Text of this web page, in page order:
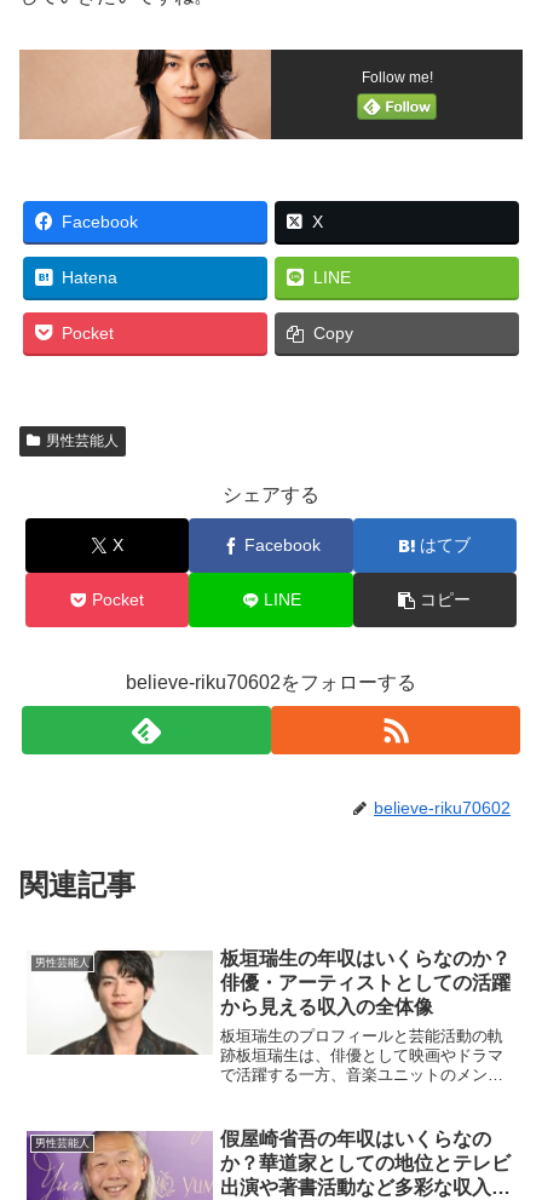
Follow me!
Facebook X
Hatena LINE
Pocket Copy
男性芸能人
シェアする
X Facebook はてブ
Pocket LINE コピー
believe-riku70602をフォローする
believe-riku70602
関連記事
男性芸能人
板垣瑞生の年収はいくらなのか？
俳優・アーティストとしての活躍
から見える収入の全体像
板垣瑞生のプロフィールと芸能活動の軌
跡板垣瑞生は、俳優として映画やドラマ
で活躍する一方、音楽ユニットのメンバ
と演技力が注目され、近年では舞台出演
や映像作品への出演も増え...
男性芸能人
假屋崎省吾の年収はいくらなの
か？華道家としての地位とテレビ
出演や著書活動など多彩な収入源